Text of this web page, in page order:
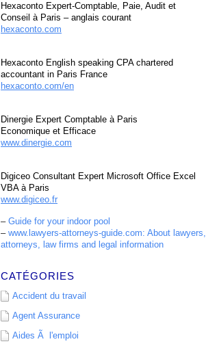
Hexaconto Expert-Comptable, Paie, Audit et
Conseil à Paris – anglais courant
hexaconto.com
Hexaconto English speaking CPA chartered
accountant in Paris France
hexaconto.com/en
Dinergie Expert Comptable à Paris
Economique et Efficace
www.dinergie.com
Digiceo Consultant Expert Microsoft Office Excel
VBA à Paris
www.digiceo.fr
– Guide for your indoor pool
– www.lawyers-attorneys-guide.com: About lawyers,
attorneys, law firms and legal information
CATÉGORIES
Accident du travail
Agent Assurance
Aides Ã l'emploi